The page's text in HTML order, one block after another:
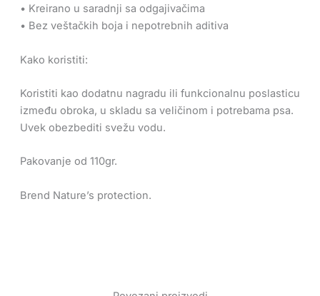
• Kreirano u saradnji sa odgajivačima
• Bez veštačkih boja i nepotrebnih aditiva
Kako koristiti:
Koristiti kao dodatnu nagradu ili funkcionalnu poslasticu
između obroka, u skladu sa veličinom i potrebama psa.
Uvek obezbediti svežu vodu.
Pakovanje od 110gr.
Brend Nature’s protection.